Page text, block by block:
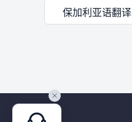
保加利亚语翻译